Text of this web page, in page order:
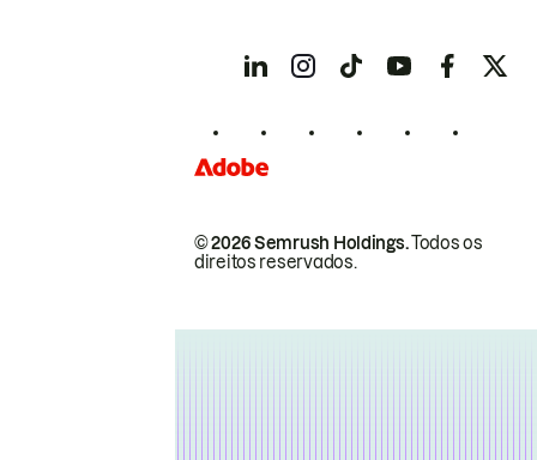
© 2026 Semrush Holdings.Todos os
direitos reservados.